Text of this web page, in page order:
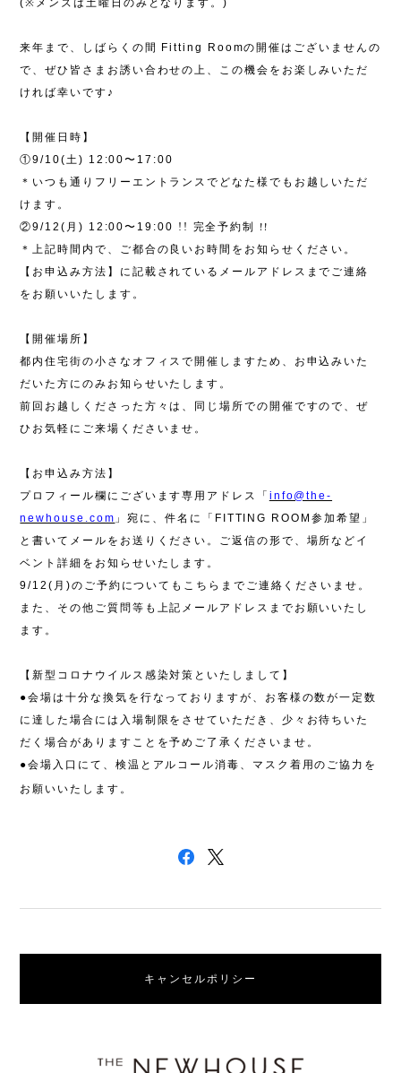
(※ メンズは土曜日のみとなります。)
来年まで、しばらくの間 Fitting Roomの開催はございませんの
で、ぜひ皆さまお誘い合わせの上、この機会をお楽しみいただ
ければ幸いです♪
【開催日時】
①9/10(土) 12:00〜 17:00
＊いつも通りフリーエントランスでどなた様でもお越しいただ
けます。
②9/12( 月 ) 12:00〜 19:00 !! 完全予約制
!!
＊上記時間内で、ご都合の良いお時間をお知らせください。
【お申込み方法】に記載されているメールアドレスまでご連絡
をお願いいたします。
【開催場所】
都内住宅街の小さなオフィスで開催しますため、お申込みいた
だいた方にのみお知らせいたします。
前回お越しくださった方々は、同じ場所での開催ですので、ぜ
ひお気軽にご来場くださいませ。
【お申込み方法】
プロフィール欄にございます専用アドレス「 info@the-
newhouse.com 」宛に、件名に「 FITTING ROOM 参加希望」
と書いてメールをお送りください。ご返信の形で、場所などイ
ベント詳細をお知らせいたします。
9/12( 月 )のご予約についてもこちらまでご連絡くださいませ。
また、その他ご質問等も上記メールアドレスまでお願いいたし
ます。
【新型コロナウイルス感染対策といたしまして】
●会場は十分な換気を行なっておりますが、お客様の数が一定数
に達した場合には入場制限をさせていただき、少々お待ちいた
だく場合がありますことを予めご了承くださいませ。
●会場入口にて、検温とアルコール消毒、マスク着用のご協力を
お願いいたします。
キャンセルポリシー